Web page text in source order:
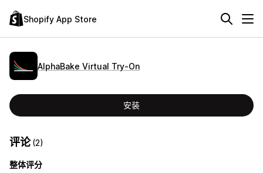
Shopify App Store
AlphaBake Virtual Try‑On
安装
评论(2)
整体评分